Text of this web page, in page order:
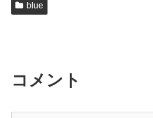
blue
コメント